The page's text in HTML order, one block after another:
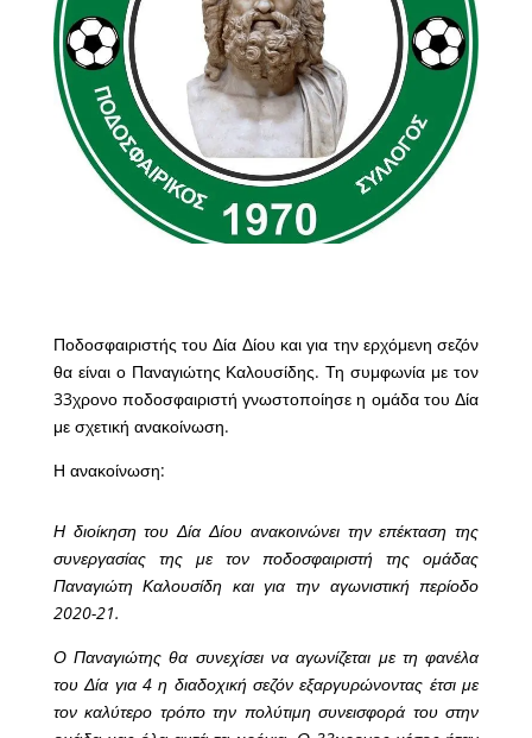
Ποδοσφαιριστής του Δία Δίου και για την ερχόμενη σεζόν
θα είναι ο Παναγιώτης Καλουσίδης. Τη συμφωνία με τον
33χρονο ποδοσφαιριστή γνωστοποίησε η ομάδα του Δία
με σχετική ανακοίνωση.
Η ανακοίνωση:
Η διοίκηση του Δία Δίου ανακοινώνει την επέκταση της
συνεργασίας της με τον ποδοσφαιριστή της ομάδας
Παναγιώτη Καλουσίδη και για την αγωνιστική περίοδο
2020-21.
Ο Παναγιώτης θα συνεχίσει να αγωνίζεται με τη φανέλα
του Δία για 4 η διαδοχική σεζόν εξαργυρώνοντας έτσι με
τον καλύτερο τρόπο την πολύτιμη συνεισφορά του στην